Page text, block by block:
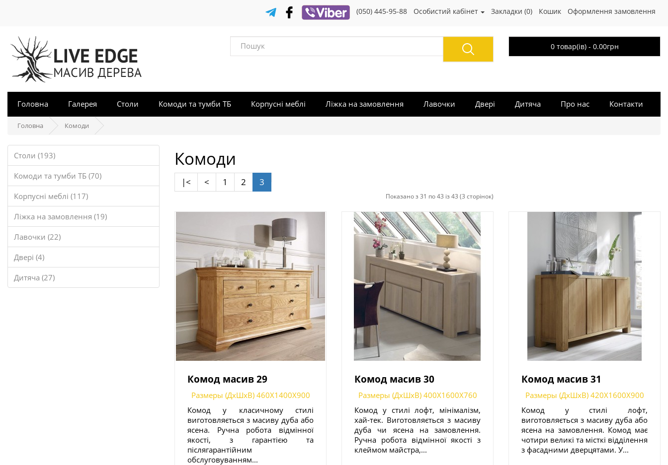
(050) 445-95-88 Особистий кабінет Закладки (0) Кошик Оформлення замовлення
0 товар(ів) - 0.00грн
Головна Галерея Столи Комоди та тумби ТБ Корпусні меблі Ліжка на замовлення Лавочки Двері Дитяча Про нас Контакти
Головна Комоди
Столи (193)
Комоди та тумби ТБ (70)
Корпусні меблі (117)
Ліжка на замовлення (19)
Лавочки (22)
Двері (4)
Дитяча (27)
Комоди
|< < 1 2 3
Показано з 31 по 43 із 43 (3 сторінок)
Комод масив 29
Размеры (ДxШxВ) 460X1400X900
Комод у класичному стилі
виготовляється з масиву дуба або
ясена. Ручна робота відмінної
якості, з гарантією та
післягарантійним
обслуговуванням...
Комод масив 30
Размеры (ДxШxВ) 400X1600X760
Комод у стилі лофт, мінімалізм,
хай-тек. Виготовляється з масиву
дуба чи ясена на замовлення.
Ручна робота відмінної якості з
клеймом майстра,...
Комод масив 31
Размеры (ДxШxВ) 420X1600X900
Комод у стилі лофт,
виготовляється з масиву дуба або
ясена на замовлення. Комод має
чотири великі та місткі відділення
з фасадними дверцятами. У...